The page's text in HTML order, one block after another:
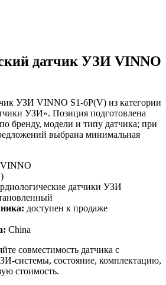
датчик УЗИ VINNO
УЗИ VINNO S1-6P(V) из категории
УЗИ». Позиция подготовлена
бренду, модели и типу датчика; при
выбрана минимальная
VINNO
датчики УЗИ
доступен к продаже
China
совместимость датчика с
системы, состояние, комплектацию,
стоимость.